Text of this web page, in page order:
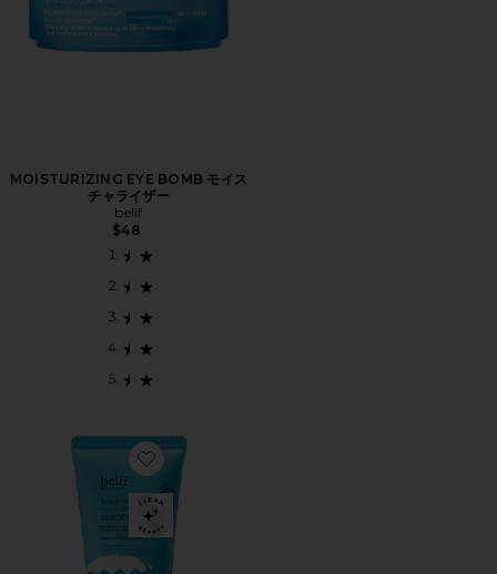
MOISTURIZING EYE BOMB モイス
チャライザー
belif
$48
Favorite AQUA BOMB HYDRATING JELLY CLEANSER